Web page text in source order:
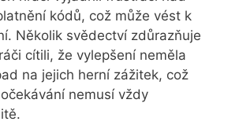
kódů, což může vést k
Několik svědectví zdůrazňuje
cítili, že vylepšení neměla
na jejich herní zážitek, což
nemusí vždy